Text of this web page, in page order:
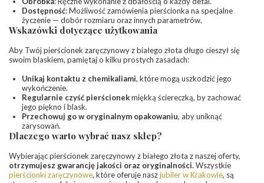
Dostępność: Możliwość zamówienia pierścionka na specjalne
życzenie — dobór rozmiaru oraz innych parametrów.
Wskazówki dotyczące użytkowania
Aby Twój pierścionek zaręczynowy z białego złota długo cieszył się
swoim blaskiem, pamiętaj o kilku prostych zasadach:
Unikaj kontaktu z chemikaliami, które mogą uszkodzić jego
wykończenie.
Regularnie czyść pierścionekmiękką ściereczką, by zachować
jego piękno i blask.
Przechowuj go w oryginalnym opakowaniu, aby uniknąć
zarysowań.
Dlaczego warto wybrać nasz sklep?
Wybierając pierścionek zaręczynowy z białego złota z naszej oferty,
otrzymujesz gwarancję jakości oraz oryginalności. Wszystkie
pierścionki zaręczynowe, które oferuje naszjubiler w Krakowie, są